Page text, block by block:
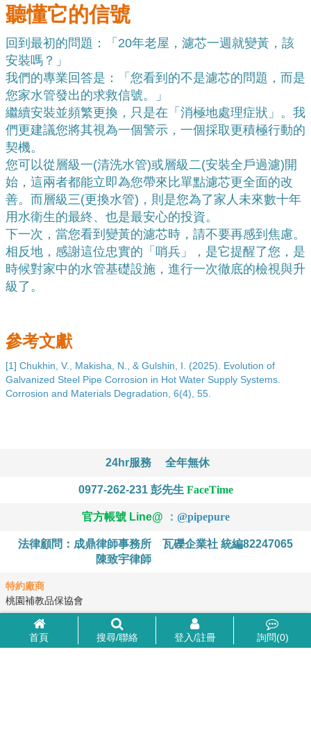
首頁 搜尋/聯絡 登入/註冊 詢問(0)
聽懂它的信號
回到最初的問題：「20年老屋，濾芯一週就變黃，該
安裝嗎？」
我們的專業回答是：「您看到的不是濾芯的問題，而是
您家水管發出的求救信號。」
繼續安裝並頻繁更換，只是在「消極地處理症狀」。我
們更建議您將其視為一個警示，一個採取更積極行動的
契機。
您可以從層級一(清洗水管)或層級二(安裝全戶過濾)開
始，這兩者都能立即為您帶來比單點濾芯更全面的改
善。而層級三(更換水管)，則是您為了家人未來數十年
用水衛生的最終、也是最安心的投資。
下一次，當您看到變黃的濾芯時，請不要再感到焦慮。
相反地，感謝這位忠實的「哨兵」，是它提醒了您，是
時候對家中的水管基礎設施，進行一次徹底的檢視與升
級了。
參考文獻
[1] Chukhin, V., Makisha, N., & Gulshin, I. (2025). Evolution of
Galvanized Steel Pipe Corrosion in Hot Water Supply Systems.
Corrosion and Materials Degradation, 6(4), 55.
24hr服務 全年無休
0977-262-231 彭先生 FaceTime
官方帳號 Line@ ： @pipepure
法律顧問：成鼎律師事務所
陳致宇律師
瓦礫企業社 統編82247065
特約廠商
桃園補教品保協會